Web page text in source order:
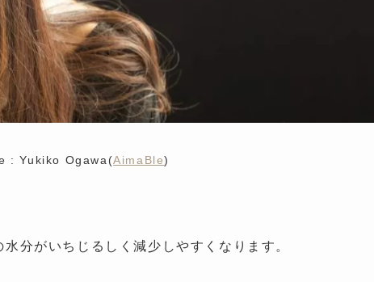
: Yukiko Ogawa(AimaBle)
分がいちじるしく減少しやすくなります。